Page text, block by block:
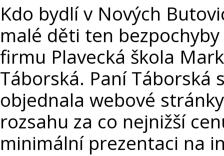
Kdo bydlí v Nových
malé děti ten
firmu Plavecká škola
Táborská. Paní Táborská
objednala webové
rozsahu za co nejnižší
minimální prezentaci na